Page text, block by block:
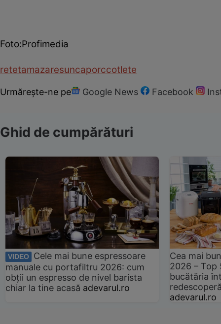
Foto:Profimedia
retetamazaresuncaporccotlete
Urmărește-ne pe Google News Facebook
Ghid de cumpărături
VIDEO
Cele mai bune espressoare
manuale cu portafiltru 2026: cum
obții un espresso de nivel barista
chiar la tine acasă adevarul.ro
Cea mai
2026 –
bucătăria
adevarul.ro